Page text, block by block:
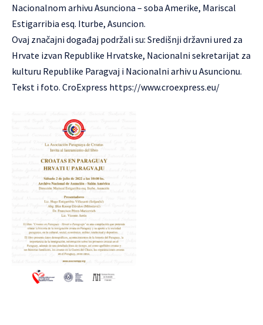
Nacionalnom arhivu Asunciona – soba Amerike, Mariscal
Estigarribia esq. Iturbe, Asuncion.
Ovaj značajni događaj podržali su: Središnji državni ured za
Hrvate izvan Republike Hrvatske, Nacionalni sekretarijat za
kulturu Republike Paragvaj i Nacionalni arhiv u Asuncionu.
Tekst i foto. CroExpress https://www.croexpress.eu/